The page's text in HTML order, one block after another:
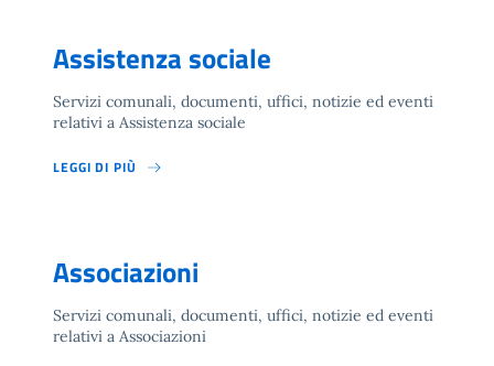
Assistenza sociale
Servizi comunali, documenti, uffici, notizie ed eventi
relativi a Assistenza sociale
LEGGI DI PIÙ
Associazioni
Servizi comunali, documenti, uffici, notizie ed eventi
relativi a Associazioni